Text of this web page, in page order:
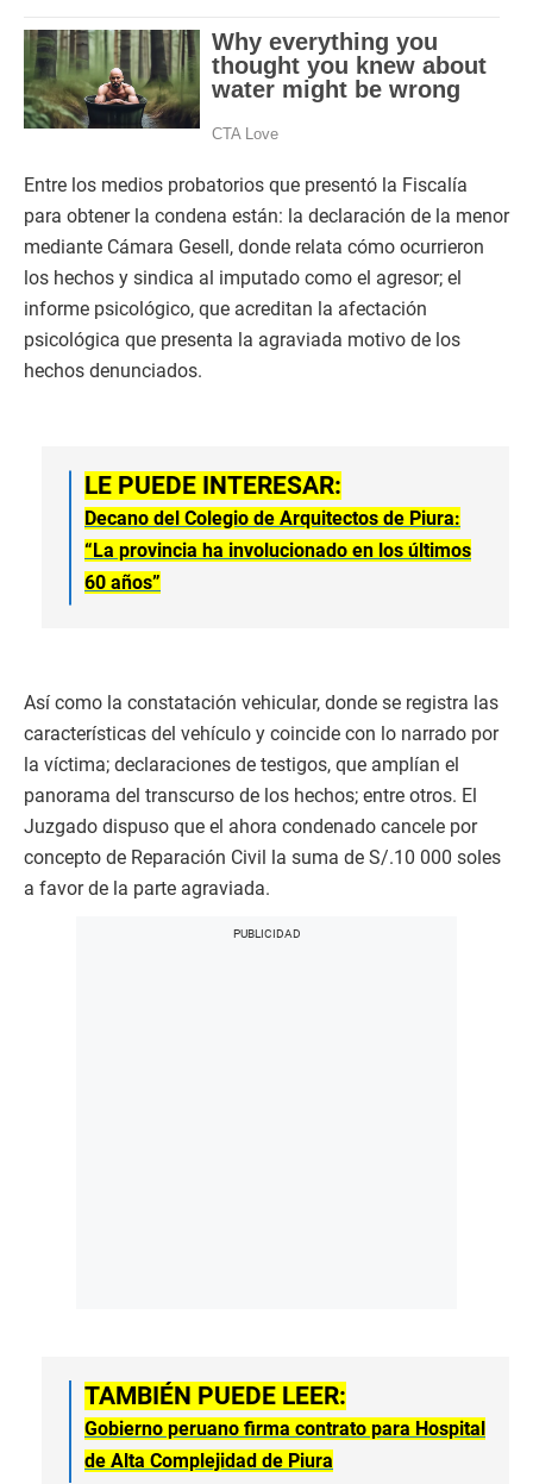
Entre los medios probatorios que presentó la Fiscalía
para obtener la condena están: la declaración de la menor
mediante Cámara Gesell, donde relata cómo ocurrieron
los hechos y sindica al imputado como el agresor; el
informe psicológico, que acreditan la afectación
psicológica que presenta la agraviada motivo de los
hechos denunciados.
LE PUEDE INTERESAR:
Decano del Colegio de Arquitectos de Piura:
“La provincia ha involucionado en los últimos
60 años”
Así como la constatación vehicular, donde se registra las
características del vehículo y coincide con lo narrado por
la víctima; declaraciones de testigos, que amplían el
panorama del transcurso de los hechos; entre otros. El
Juzgado dispuso que el ahora condenado cancele por
concepto de Reparación Civil la suma de S/.10 000 soles
a favor de la parte agraviada.
TAMBIÉN PUEDE LEER:
Gobierno peruano firma contrato para Hospital
de Alta Complejidad de Piura